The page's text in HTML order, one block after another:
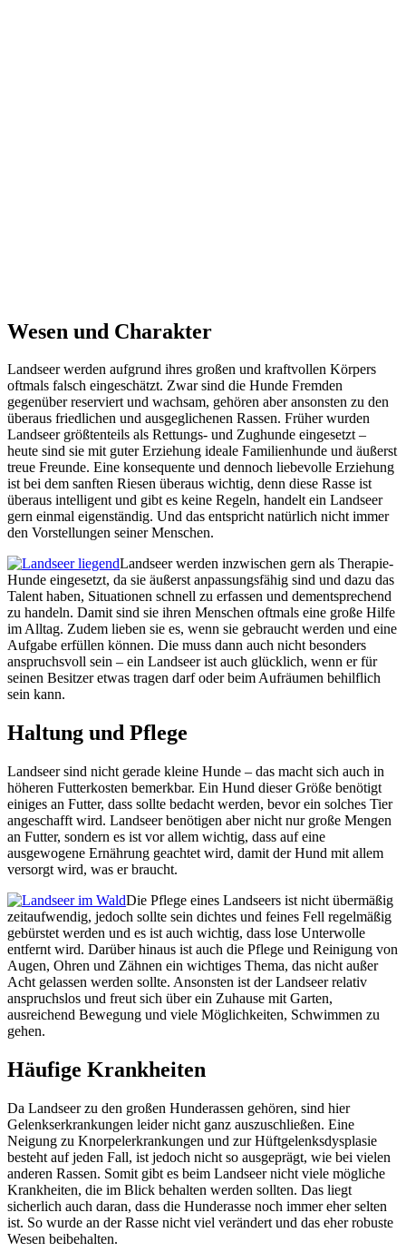
Wesen und Charakter
Landseer werden aufgrund ihres großen und kraftvollen Körpers
oftmals falsch eingeschätzt. Zwar sind die Hunde Fremden
gegenüber reserviert und wachsam, gehören aber ansonsten zu den
überaus friedlichen und ausgeglichenen Rassen. Früher wurden
Landseer größtenteils als Rettungs- und Zughunde eingesetzt –
heute sind sie mit guter Erziehung ideale Familienhunde und äußerst
treue Freunde. Eine konsequente und dennoch liebevolle Erziehung
ist bei dem sanften Riesen überaus wichtig, denn diese Rasse ist
überaus intelligent und gibt es keine Regeln, handelt ein Landseer
gern einmal eigenständig. Und das entspricht natürlich nicht immer
den Vorstellungen seiner Menschen.
Landseer werden inzwischen gern als Therapie-
Hunde eingesetzt, da sie äußerst anpassungsfähig sind und dazu das
Talent haben, Situationen schnell zu erfassen und dementsprechend
zu handeln. Damit sind sie ihren Menschen oftmals eine große Hilfe
im Alltag. Zudem lieben sie es, wenn sie gebraucht werden und eine
Aufgabe erfüllen können. Die muss dann auch nicht besonders
anspruchsvoll sein – ein Landseer ist auch glücklich, wenn er für
seinen Besitzer etwas tragen darf oder beim Aufräumen behilflich
sein kann.
Haltung und Pflege
Landseer sind nicht gerade kleine Hunde – das macht sich auch in
höheren Futterkosten bemerkbar. Ein Hund dieser Größe benötigt
einiges an Futter, dass sollte bedacht werden, bevor ein solches Tier
angeschafft wird. Landseer benötigen aber nicht nur große Mengen
an Futter, sondern es ist vor allem wichtig, dass auf eine
ausgewogene Ernährung geachtet wird, damit der Hund mit allem
versorgt wird, was er braucht.
Die Pflege eines Landseers ist nicht übermäßig
zeitaufwendig, jedoch sollte sein dichtes und feines Fell regelmäßig
gebürstet werden und es ist auch wichtig, dass lose Unterwolle
entfernt wird. Darüber hinaus ist auch die Pflege und Reinigung von
Augen, Ohren und Zähnen ein wichtiges Thema, das nicht außer
Acht gelassen werden sollte. Ansonsten ist der Landseer relativ
anspruchslos und freut sich über ein Zuhause mit Garten,
ausreichend Bewegung und viele Möglichkeiten, Schwimmen zu
gehen.
Häufige Krankheiten
Da Landseer zu den großen Hunderassen gehören, sind hier
Gelenkserkrankungen leider nicht ganz auszuschließen. Eine
Neigung zu Knorpelerkrankungen und zur Hüftgelenksdysplasie
besteht auf jeden Fall, ist jedoch nicht so ausgeprägt, wie bei vielen
anderen Rassen. Somit gibt es beim Landseer nicht viele mögliche
Krankheiten, die im Blick behalten werden sollten. Das liegt
sicherlich auch daran, dass die Hunderasse noch immer eher selten
ist. So wurde an der Rasse nicht viel verändert und das eher robuste
Wesen beibehalten.